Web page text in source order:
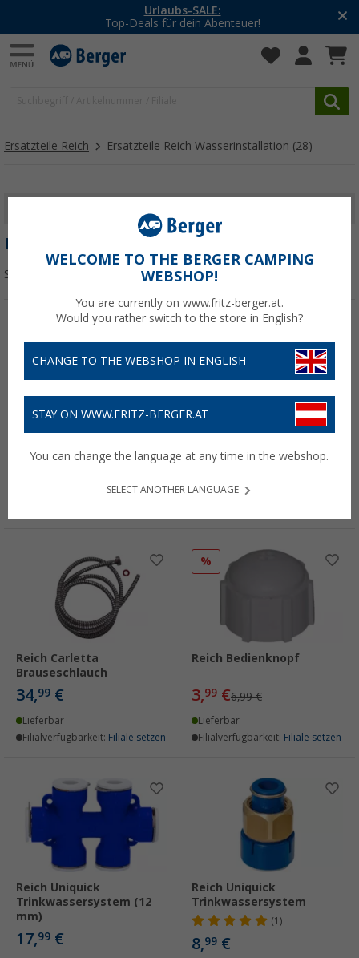
Urlaubs-SALE:
Top-Deals für dein Abenteuer!
Ersatzteile Reich Ersatzteile Reich Wasserinstallation (28)
ERSATZTEILE REICH WASSERINSTALLATION
Sortieren:
14,60 € 8,99 €
Lieferbar
Reich Carletta
Brauseschlauch
34,99 €
Lieferbar
Filialverfügbarkeit: Filiale setzen
%
Reich Bedienknopf
3,99 €6,99 €
Lieferbar
Filialverfügbarkeit: Filiale setzen
Reich Uniquick
Trinkwassersystem (12
mm)
17,99 €
Reich Uniquick
Trinkwassersystem
(1)
8,99 €
WELCOME TO THE BERGER CAMPING
WEBSHOP!
You are currently on www.fritz-berger.at.
Would you rather switch to the store in English?
CHANGE TO THE WEBSHOP IN ENGLISH
STAY ON WWW.FRITZ-BERGER.AT
You can change the language at any time in the webshop.
SELECT ANOTHER LANGUAGE